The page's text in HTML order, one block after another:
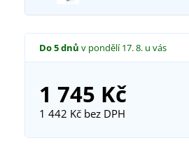
Do 5 dnů v pondělí 17. 8. u vás
1 745 Kč
1 442 Kčbez DPH